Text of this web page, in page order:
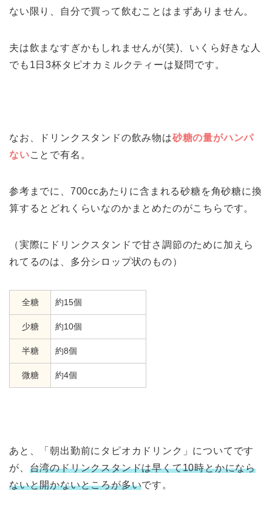
ない限り、自分で買って飲むことはまずありません。
夫は飲まなすぎかもしれませんが(笑)、いくら好きな人
でも1日3杯タピオカミルクティーは疑問です。
なお、ドリンクスタンドの飲み物は砂糖の量がハンパ
ないことで有名。
参考までに、700ccあたりに含まれる砂糖を角砂糖に換
算するとどれくらいなのかまとめたのがこちらです。
（実際にドリンクスタンドで甘さ調節のために加えら
れてるのは、多分シロップ状のもの）
全糖 約15個
少糖 約10個
半糖 約8個
微糖 約4個
あと、「朝出勤前にタピオカドリンク」についてです
が、 台湾のドリンクスタンドは早くて10時とかになら
ないと開かないところが多いです。